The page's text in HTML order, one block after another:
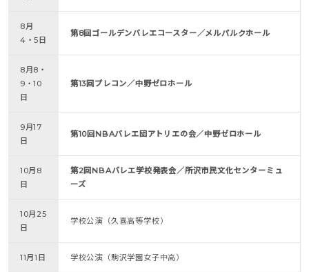
8月
4・5日
第8回ゴールデンバレエコースター／メルパルクホール
8月8・
9・10
日
第13回プレコン／中野ゼロホール
9月17
日
第10回NBAバレエ団アトリエの会／中野ゼロホール
10月8
日
第2回NBAバレエ学校発表会／所沢市民文化センターミュ
ーズ
10月25
日
学校公演（久喜高等学校）
11月1日 学校公演（駒沢学園女子中高）